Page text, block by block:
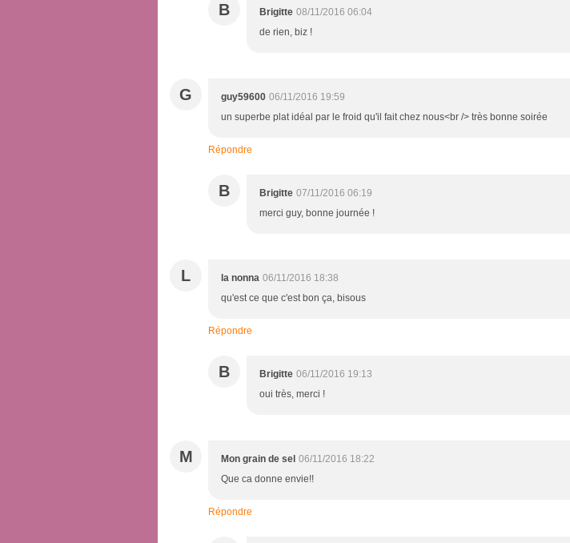
B Brigitte 08/11/2016 06:04
de rien, biz !
G guy59600 06/11/2016 19:59
un superbe plat idéal par le froid qu'il fait chez nous<br /> très bonne soirée
Répondre
B Brigitte 07/11/2016 06:19
merci guy, bonne journée !
L la nonna 06/11/2016 18:38
qu'est ce que c'est bon ça, bisous
Répondre
B Brigitte 06/11/2016 19:13
oui très, merci !
M Mon grain de sel 06/11/2016 18:22
Que ca donne envie!!
Répondre